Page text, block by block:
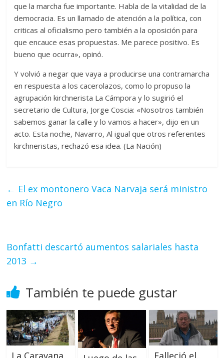
que la marcha fue importante. Habla de la vitalidad de la
democracia. Es un llamado de atención a la política, con
criticas al oficialismo pero también a la oposición para
que encauce esas propuestas. Me parece positivo. Es
bueno que ocurra», opinó.
Y volvió a negar que vaya a producirse una contramarcha
en respuesta a los cacerolazos, como lo propuso la
agrupación kirchnerista La Cámpora y lo sugirió el
secretario de Cultura, Jorge Coscia: «Nosotros también
sabemos ganar la calle y lo vamos a hacer», dijo en un
acto. Esta noche, Navarro, Al igual que otros referentes
kirchneristas, rechazó esa idea. (La Nación)
← El ex montonero Vaca Narvaja será ministro
en Río Negro
Bonfatti descartó aumentos salariales hasta
2013 →
También te puede gustar